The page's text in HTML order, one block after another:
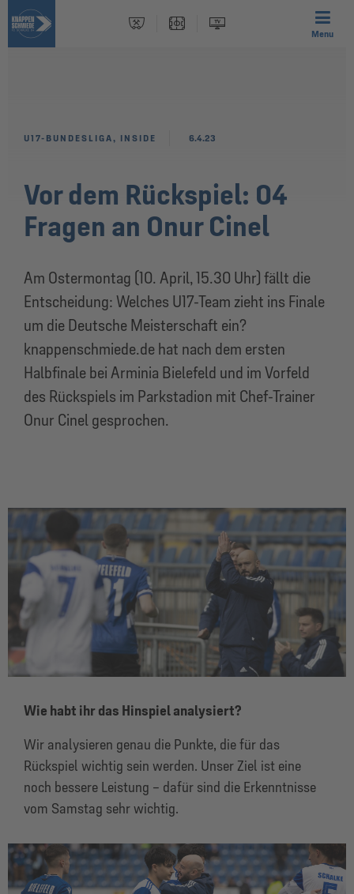
Menu
Vor dem Rückspiel: 04
Fragen an Onur Cinel
Am Ostermontag (10. April, 15.30 Uhr) fällt die
Entscheidung: Welches U17-Team zieht ins Finale
um die Deutsche Meisterschaft ein?
knappenschmiede.de hat nach dem ersten
Halbfinale bei Arminia Bielefeld und im Vorfeld
des Rückspiels im Parkstadion mit Chef-Trainer
Onur Cinel gesprochen.
U17-BUNDESLIGA , INSIDE 6.4.23
Wie habt ihr das Hinspiel analysiert?
Wir analysieren genau die Punkte, die für das
Rückspiel wichtig sein werden. Unser Ziel ist eine
noch bessere Leistung – dafür sind die Erkenntnisse
vom Samstag sehr wichtig.